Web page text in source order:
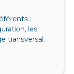
:
les
transversal.